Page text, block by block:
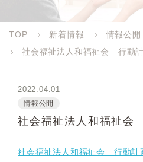
TOP 新着情報
情報公開
社会福祉法人和福祉会 行動
2022.04.01
情報公開
社会福祉法人和福祉会
社会福祉法人和福祉会 行動計